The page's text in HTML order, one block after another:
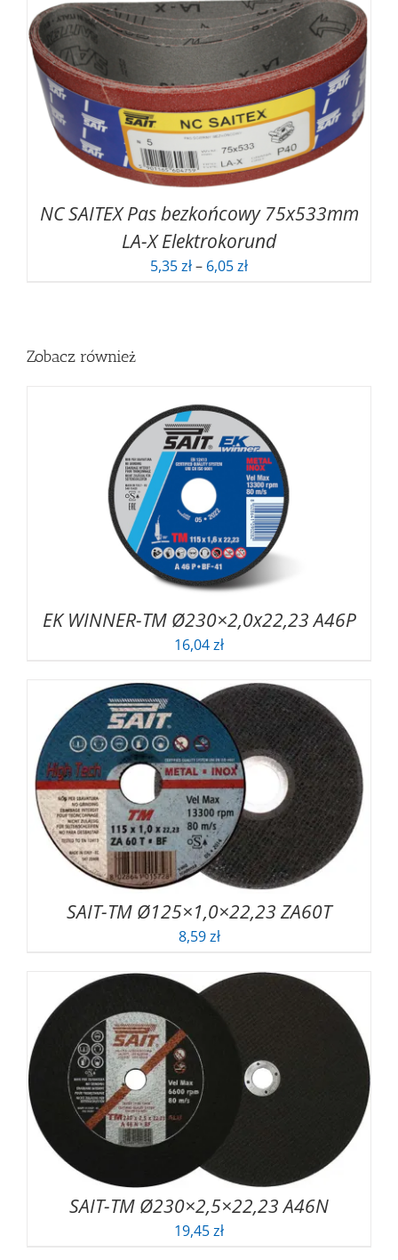
7,22 zł
do
8,31 zł
NC SAITEX Pas bezkońcowy 75x533mm
LA-X Elektrokorund
5,35zł– 6,05złZakres
Zobacz również
EK WINNER-TM Ø230×2,0x22,23 A46P
16,04zł
SAIT-TM Ø125×1,0×22,23 ZA60T
8,59zł
SAIT-TM Ø230×2,5×22,23 A46N
19,45zł